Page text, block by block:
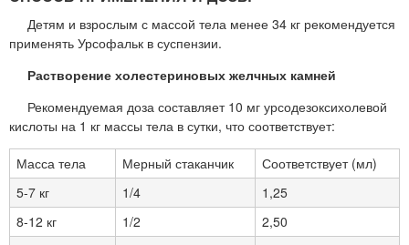
Детям и взрослым с массой тела менее 34 кг рекомендуется
применять Урсофальк в суспензии.
Растворение холестериновых желчных камней
Рекомендуемая доза составляет 10 мг урсодезоксихолевой
кислоты на 1 кг массы тела в сутки, что соответствует:
Масса тела Мерный стаканчик
Соответствует (мл)
5-7 кг
1/4
1,25
8-12 кг
1/2
2,50